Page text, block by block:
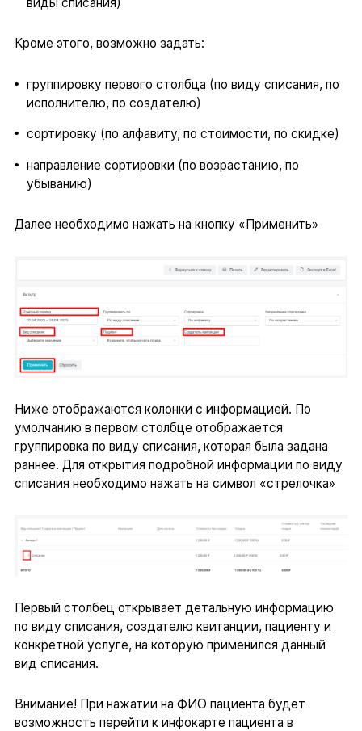
Кроме этого, возможно задать:
группировку первого столбца (по виду списания, по
исполнителю, по создателю)
сортировку (по алфавиту, по стоимости, по скидке)
направление сортировки (по возрастанию, по
убыванию)
Далее необходимо нажать на кнопку «Применить»
Ниже отображаются колонки с информацией. По
умолчанию в первом столбце отображается
группировка по виду списания, которая была задана
раннее. Для открытия подробной информации по виду
списания необходимо нажать на символ «стрелочка»
Первый столбец открывает детальную информацию
по виду списания, создателю квитанции, пациенту и
конкретной услуге, на которую применился данный
вид списания.
Внимание! При нажатии на ФИО пациента будет
возможность перейти к инфокарте пациента в